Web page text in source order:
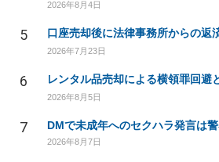
2026年8月4日
5
2026年7月23日
6 レンタル品売却による横領罪回避
2026年8月5日
7
2026年8月7日